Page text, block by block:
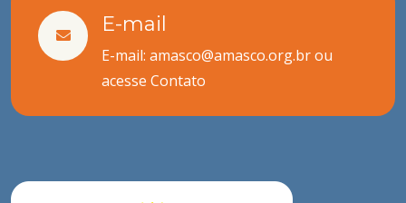
E-mail
E-mail: amasco@amasco.org.br ou
acesse Contato